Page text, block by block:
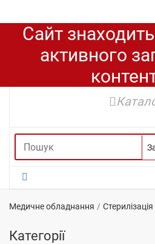
Сайт
активного
Медичне обладнання
Категорії